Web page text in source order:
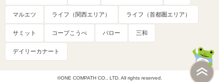
マルエツ ライフ（関西エリア） ライフ（首都圏エリア）
サミット コープこうべ バロー 三和
デイリーカナート
©ONE COMPATH CO., LTD. All rights reserved.